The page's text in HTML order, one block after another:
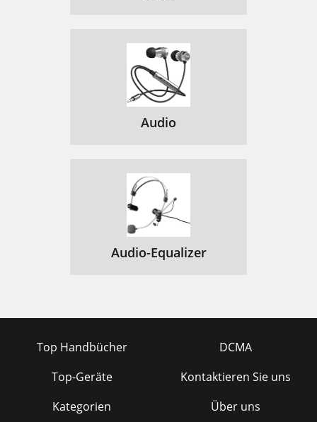
Audio
Audio-Equalizer
Top Handbücher
Top-Geräte
Kategorien
DCMA
Kontaktieren Sie uns
Über uns